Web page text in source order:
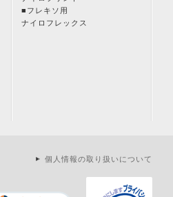
■フレキソ用
ナイロフレックス
個人情報の取り扱いについて